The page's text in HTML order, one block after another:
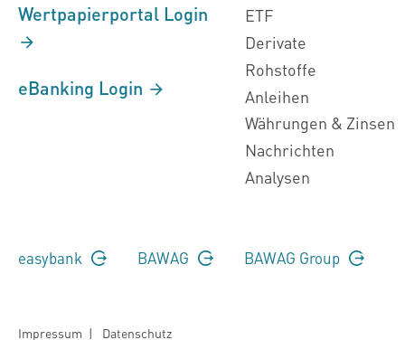
Wertpapierportal Login
eBanking Login
ETF
Derivate
Rohstoffe
Anleihen
Währungen & Zinsen
Nachrichten
Analysen
easybank BAWAG BAWAG Group
Impressum | Datenschutz